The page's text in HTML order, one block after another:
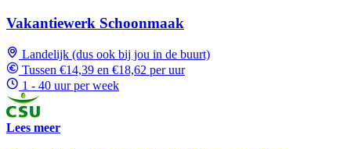
Vakantiewerk Schoonmaak
Landelijk (dus ook bij jou in de buurt)
Tussen €14,39 en €18,62 per uur
1 - 40 uur per week
Lees meer